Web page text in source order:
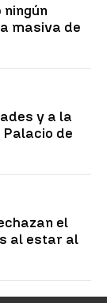
masiva de
y a la
de
el
al estar al